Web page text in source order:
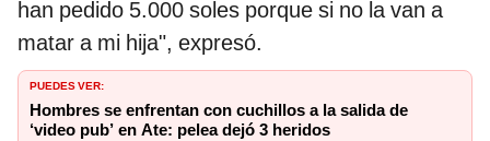
han pedido 5.000 soles porque si no la van a
matar a mi hija", expresó.
PUEDES VER:
Hombres se enfrentan con cuchillos a la salida de
‘video pub’ en Ate: pelea dejó 3 heridos